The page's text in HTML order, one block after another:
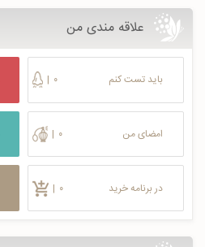
علاقه مندی من
باید تست کنم | ۰
امضای من | ۰
در برنامه خرید | ۰